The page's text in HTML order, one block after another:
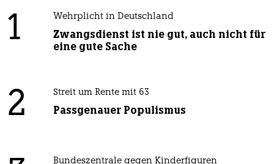
1 Wehrplicht in Deutschland
Zwangsdienst ist nie gut, auch nicht für
eine gute Sache
2 Streit um Rente mit 63
Passgenauer Populismus
Bundeszentrale gegen Kinderfiguren